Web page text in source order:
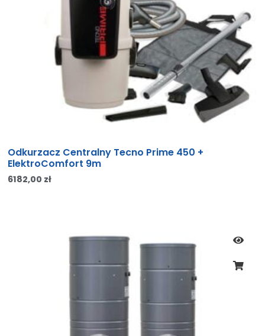
Odkurzacz Centralny Tecno Prime 450 +
ElektroComfort 9m
6182,00 zł